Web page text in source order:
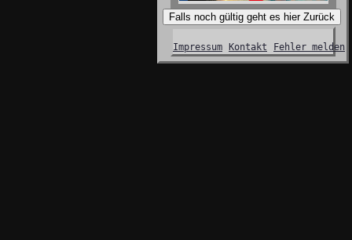
Falls noch gültig geht es hier Zurück
Impressum Kontakt Fehler melden